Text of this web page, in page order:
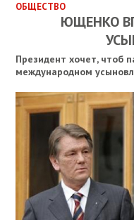
ОБЩЕСТВО
ЮЩЕНКО
Президент хочет, чтоб
международном